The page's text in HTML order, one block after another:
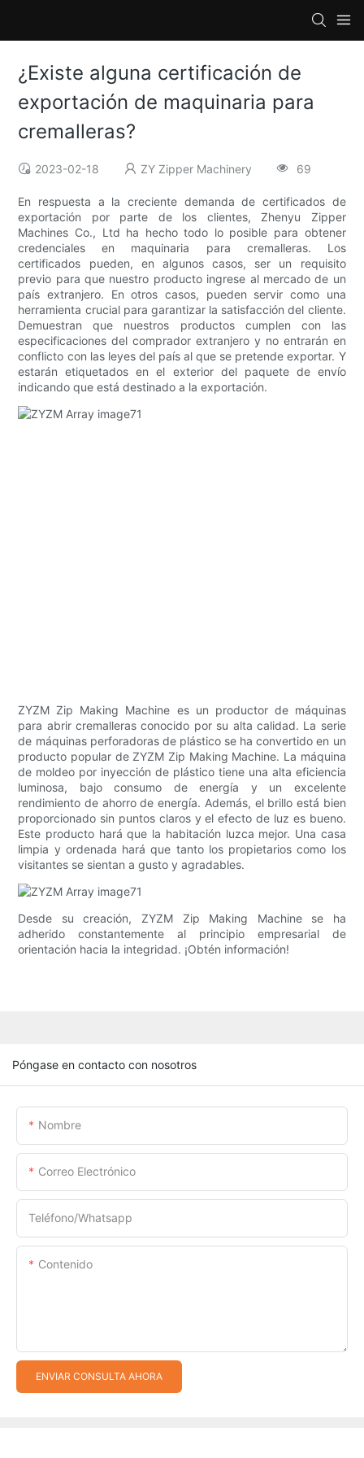
¿Existe alguna certificación de
exportación de maquinaria para
cremalleras?
2023-02-18 ZY Zipper Machinery 69
En respuesta a la creciente demanda de certificados de
exportación por parte de los clientes, Zhenyu Zipper
Machines Co., Ltd ha hecho todo lo posible para obtener
credenciales en maquinaria para cremalleras. Los
certificados pueden, en algunos casos, ser un requisito
previo para que nuestro producto ingrese al mercado de un
país extranjero. En otros casos, pueden servir como una
herramienta crucial para garantizar la satisfacción del cliente.
Demuestran que nuestros productos cumplen con las
especificaciones del comprador extranjero y no entrarán en
conflicto con las leyes del país al que se pretende exportar. Y
estarán etiquetados en el exterior del paquete de envío
indicando que está destinado a la exportación.
ZYZM Zip Making Machine es un productor de máquinas
para abrir cremalleras conocido por su alta calidad. La serie
de máquinas perforadoras de plástico se ha convertido en un
producto popular de ZYZM Zip Making Machine. La máquina
de moldeo por inyección de plástico tiene una alta eficiencia
luminosa, bajo consumo de energía y un excelente
rendimiento de ahorro de energía. Además, el brillo está bien
proporcionado sin puntos claros y el efecto de luz es bueno.
Este producto hará que la habitación luzca mejor. Una casa
limpia y ordenada hará que tanto los propietarios como los
visitantes se sientan a gusto y agradables.
Desde su creación, ZYZM Zip Making Machine se ha
adherido constantemente al principio empresarial de
orientación hacia la integridad. ¡Obtén información!
Póngase en contacto con nosotros
Nombre
Correo Electrónico
Teléfono/whatsapp
Contenido
ENVIAR CONSULTA AHORA